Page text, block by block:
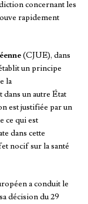
concernant les
rapidement
(CJUE), dans
un principe
la
un autre État
est justifiée par un
ce qui est
dans cette
nocif sur la santé
a conduit le
décision du 29